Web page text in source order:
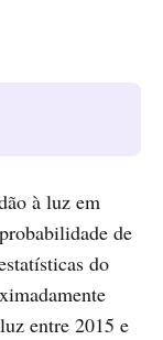
à luz em
de
do
entre 2015 e